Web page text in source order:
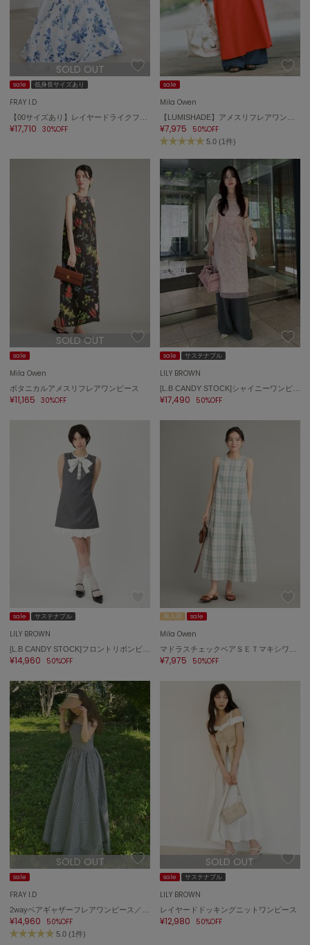
SOLD OUT
sale 低身長サイズあり
FRAY I.D
【00サイズあり】レイヤードライクフラワーワンピース／ウォッシャブル
¥17,710 30%OFF
sale
Mila Owen
【LUMISHADE】アメスリフレアワンピース
¥7,975 50%OFF
5.0 (1件)
SOLD OUT
sale
Mila Owen
ボタニカルアメスリフレアワンピース
¥11,165 30%OFF
sale サステナブル
LILY BROWN
[L.B CANDY STOCK]シャイニーワンピース
¥17,490 50%OFF
sale サステナブル
LILY BROWN
¥14,960 50%OFF
再入荷 sale
Mila Owen
¥7,975 50%OFF
SOLD OUT
sale
FRAY I.D
¥14,960 50%OFF
5.0 (1件)
SOLD OUT
sale サステナブル
LILY BROWN
レイヤードドッキングニットワンピース
¥12,980 50%OFF